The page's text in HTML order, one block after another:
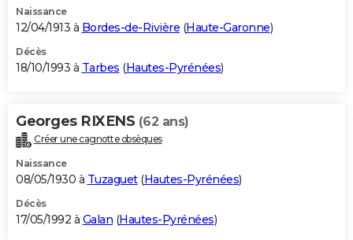
Naissance
12/04/1913 à Bordes-de-Rivière (Haute-Garonne)
Décès
18/10/1993 à Tarbes (Hautes-Pyrénées)
Georges RIXENS (62 ans)
Créer une cagnotte obsèques
Naissance
08/05/1930 à Tuzaguet(Hautes-Pyrénées)
Décès
17/05/1992 à Galan (Hautes-Pyrénées)